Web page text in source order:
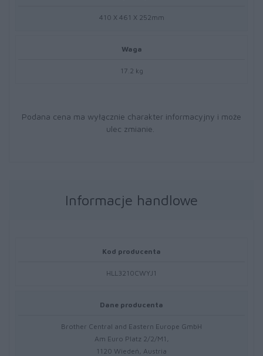
410 X 461 X 252mm
Waga
17.2 kg
Podana cena ma wyłącznie charakter informacyjny i może
ulec zmianie.
Informacje handlowe
Kod producenta
HLL3210CWYJ1
Dane producenta
Brother Central and Eastern Europe GmbH
Am Euro Platz 2/2/M1,
1120 Wiedeń, Austria